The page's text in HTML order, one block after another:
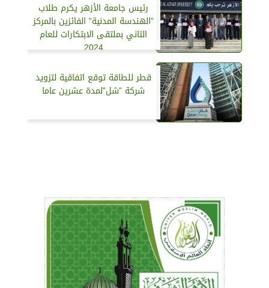
رئيس جامعة الأزهر يكرم طلاب
”الهندسة المدنية” الفائزين بالمركز
الثاني بملتقى الابتكارات للعام
2024
قطر للطاقة توقع اتفاقية لتزويد
شركة ”شل”لمدة عشرين عاما